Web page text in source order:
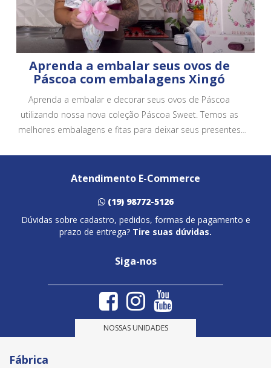
Aprenda a embalar seus ovos de
Páscoa com embalagens Xingó
Aprenda a embalar e decorar seus ovos de Páscoa
utilizando nossa nova coleção Páscoa Sweet. Temos as
melhores embalagens e fitas para deixar seus presentes
Atendimento E-Commerce
(19) 98772-5126
Dúvidas sobre cadastro, pedidos, formas de pagamento e
prazo de entrega? Tire suas dúvidas.
Siga-nos
NOSSAS UNIDADES
Fábrica